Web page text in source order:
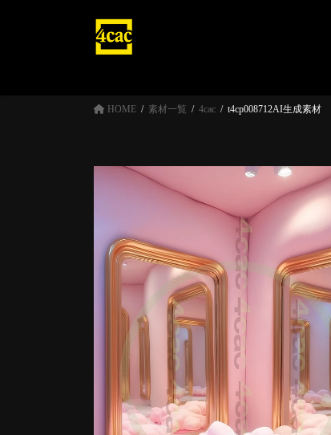
HOME 素材一覧 4cac t4cp008712AI生成素材